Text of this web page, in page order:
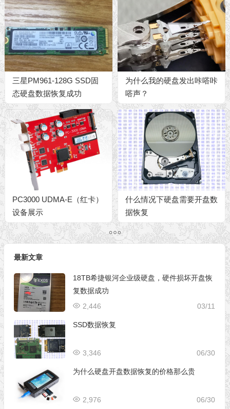
三星PM961-128G SSD固
态硬盘数据恢复成功
为什么我的硬盘发出咔嗒咔
嗒声？
PC3000 UDMA-E（红卡）
设备展示
什么情况下硬盘需要开盘数
据恢复
最新文章
18TB希捷银河企业级硬盘，硬件损坏开盘恢
复数据成功
03/11
2,446
SSD数据恢复
06/30
3,346
为什么硬盘开盘数据恢复的价格那么贵
06/30
2,976